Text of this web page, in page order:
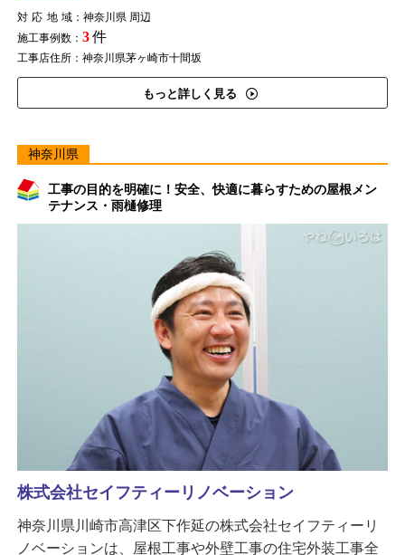
対応地域：神奈川県 周辺
施工事例数： 3件
工事店住所：神奈川県茅ヶ崎市十間坂
もっと詳しく見る
神奈川県
工事の目的を明確に！安全、快適に暮らすための屋根メン
テナンス・雨樋修理
株式会社セイフティーリノベーション
神奈川県川崎市高津区下作延の株式会社セイフティーリ
ノベーションは、屋根工事や外壁工事の住宅外装工事全